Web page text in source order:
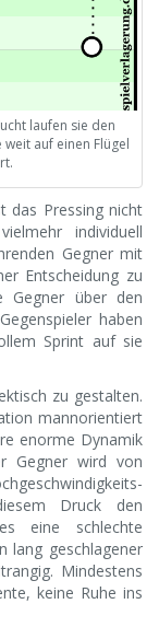
laufen sie den
auf einen Flügel
das Pressing nicht
individuell
Gegner mit
Entscheidung zu
Gegner über den
haben
Sprint auf sie
zu gestalten.
mannorientiert
enorme Dynamik
Gegner wird von
Druck den
eine schlechte
lang geschlagener
Mindestens
keine Ruhe ins